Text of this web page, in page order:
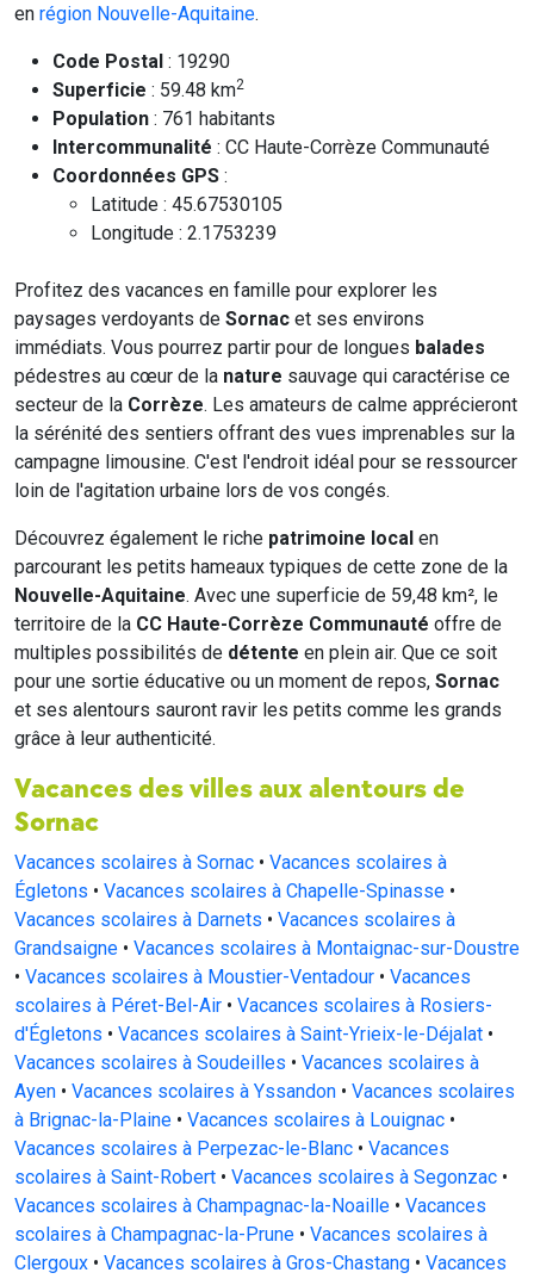
en région Nouvelle-Aquitaine.
Code Postal : 19290
Superficie : 59.48 km2
Population : 761 habitants
Intercommunalité : CC Haute-Corrèze Communauté
Coordonnées GPS :
Latitude : 45.67530105
Longitude : 2.1753239
Profitez des vacances en famille pour explorer les
paysages verdoyants de Sornac et ses environs
immédiats. Vous pourrez partir pour de longues balades
pédestres au cœur de la nature sauvage qui caractérise ce
secteur de la Corrèze. Les amateurs de calme apprécieront
la sérénité des sentiers offrant des vues imprenables sur la
campagne limousine. C'est l'endroit idéal pour se ressourcer
loin de l'agitation urbaine lors de vos congés.
Découvrez également le riche patrimoine local en
parcourant les petits hameaux typiques de cette zone de la
Nouvelle-Aquitaine. Avec une superficie de 59,48 km², le
territoire de la CC Haute-Corrèze Communauté offre de
multiples possibilités de détente en plein air. Que ce soit
pour une sortie éducative ou un moment de repos, Sornac
et ses alentours sauront ravir les petits comme les grands
grâce à leur authenticité.
Vacances des villes aux alentours de
Sornac
Vacances scolaires à Sornac • Vacances scolaires à
Égletons • Vacances scolaires à Chapelle-Spinasse •
Vacances scolaires à Darnets • Vacances scolaires à
Grandsaigne • Vacances scolaires à Montaignac-sur-Doustre
• Vacances scolaires à Moustier-Ventadour • Vacances
scolaires à Péret-Bel-Air • Vacances scolaires à Rosiers-
d'Égletons • Vacances scolaires à Saint-Yrieix-le-Déjalat •
Vacances scolaires à Soudeilles • Vacances scolaires à
Ayen • Vacances scolaires à Yssandon • Vacances scolaires
à Brignac-la-Plaine • Vacances scolaires à Louignac •
Vacances scolaires à Perpezac-le-Blanc • Vacances
scolaires à Saint-Robert • Vacances scolaires à Segonzac •
Vacances scolaires à Champagnac-la-Noaille • Vacances
scolaires à Champagnac-la-Prune • Vacances scolaires à
Clergoux • Vacances scolaires à Gros-Chastang • Vacances